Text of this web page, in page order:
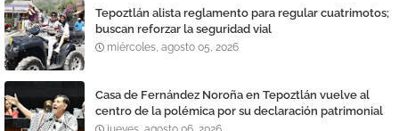
Tepoztlán alista reglamento para regular cuatrimotos;
buscan reforzar la seguridad vial
miércoles, agosto 05, 2026
Casa de Fernández Noroña en Tepoztlán vuelve al
centro de la polémica por su declaración patrimonial